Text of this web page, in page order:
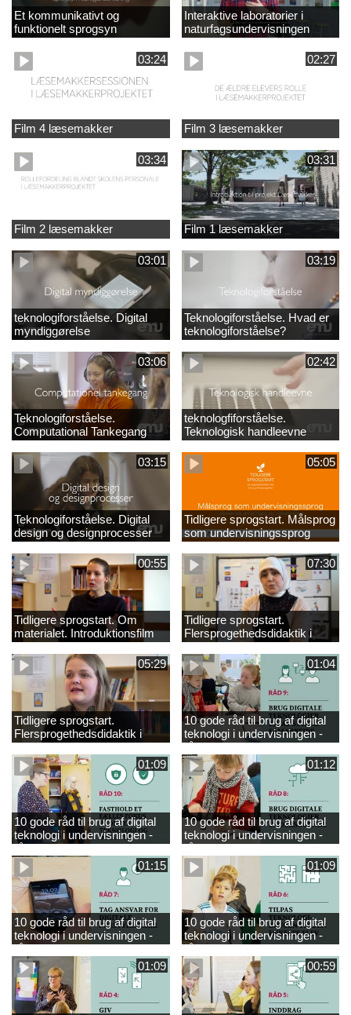
Et kommunikativt og
funktionelt sprogsyn
Interaktive laboratorier i
naturfagsundervisningen
03:24
Film 4 læsemakker
02:27
Film 3 læsemakker
03:34
Film 2 læsemakker
03:31
Film 1 læsemakker
03:01
teknologiforståelse. Digital
myndiggørelse
03:19
Teknologiforståelse. Hvad er
teknologiforståelse?
03:06
Teknologiforståelse.
Computational Tankegang
02:42
teknologfiforståelse.
Teknologisk handleevne
03:15
Teknologiforståelse. Digital
design og designprocesser
05:05
Tidligere sprogstart. Målsprog
som undervisningssprog
00:55
Tidligere sprogstart. Om
materialet. Introduktionsfilm
07:30
Tidligere sprogstart.
Flersprogethedsdidaktik i
fransk og tysk
05:29
Tidligere sprogstart.
Flersprogethedsdidaktik i
engelsk
01:04
10 gode råd til brug af digital
teknologi i undervisningen -
råd 9
01:09
10 gode råd til brug af digital
teknologi i undervisningen -
råd 10
01:12
10 gode råd til brug af digital
teknologi i undervisningen -
råd 8
01:15
10 gode råd til brug af digital
teknologi i undervisningen -
råd 7
01:09
10 gode råd til brug af digital
teknologi i undervisningen -
råd 6
01:09
00:59